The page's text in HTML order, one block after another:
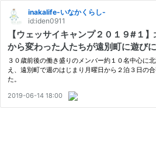
inakalife-いなかくらし-
id:iden0911
【ウェッサイキャンプ２０１９#１
から変わった人たちが遠別町に遊び
よ
３０歳前後の働き盛りのメンバー約１０名中心に
え、遠別町で週のはじまり月曜日から２泊３日の
た。
2019-06-14 18:00